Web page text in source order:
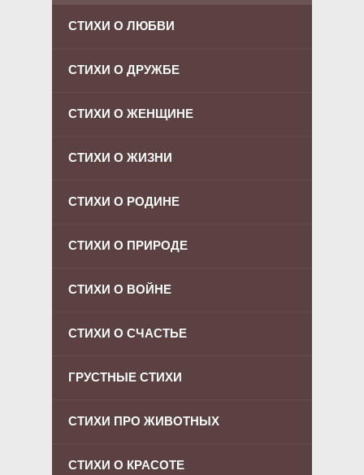
СТИХИ О ЛЮБВИ
СТИХИ О ДРУЖБЕ
СТИХИ О ЖЕНЩИНЕ
СТИХИ О ЖИЗНИ
СТИХИ О РОДИНЕ
СТИХИ О ПРИРОДЕ
СТИХИ О ВОЙНЕ
СТИХИ О СЧАСТЬЕ
ГРУСТНЫЕ СТИХИ
СТИХИ ПРО ЖИВОТНЫХ
СТИХИ О КРАСОТЕ